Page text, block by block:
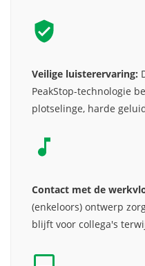
Veilige luisterervaring:
PeakStop-technologie
plotselinge, harde
Contact met de
(enkeloors) ontwerp
blijft voor collega's